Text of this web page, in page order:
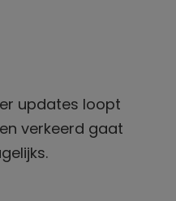
updates loopt
verkeerd gaat